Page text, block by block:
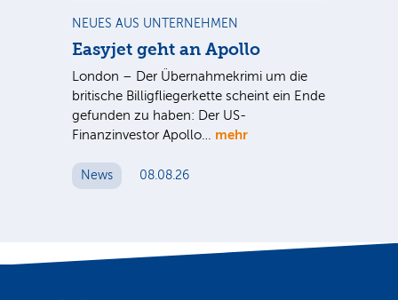
NEUES AUS UNTERNEHMEN
Easyjet geht an Apollo
London – Der Übernahmekrimi um die
britische Billigfliegerkette scheint ein Ende
gefunden zu haben: Der US-
Finanzinvestor Apollo… mehr
News 08.08.26